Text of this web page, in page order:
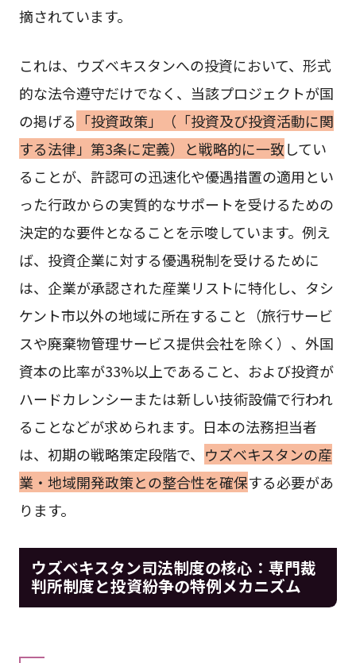
摘されています。
これは、ウズベキスタンへの投資において、形式
的な法令遵守だけでなく、当該プロジェクトが国
の掲げる 「投資政策」（「投資及び投資活動に関
する法律」第3条に定義）と戦略的に一致してい
ることが、許認可の迅速化や優遇措置の適用とい
った行政からの実質的なサポートを受けるための
決定的な要件となることを示唆しています。例え
ば、投資企業に対する優遇税制を受けるために
は、企業が承認された産業リストに特化し、タシ
ケント市以外の地域に所在すること（旅行サービ
スや廃棄物管理サービス提供会社を除く）、外国
資本の比率が33%以上であること、および投資が
ハードカレンシーまたは新しい技術設備で行われ
ることなどが求められます。日本の法務担当者
は、初期の戦略策定段階で、 ウズベキスタンの産
業・地域開発政策との整合性を確保する必要があ
ります。
ウズベキスタン司法制度の核心：専門裁
判所制度と投資紛争の特例メカニズム